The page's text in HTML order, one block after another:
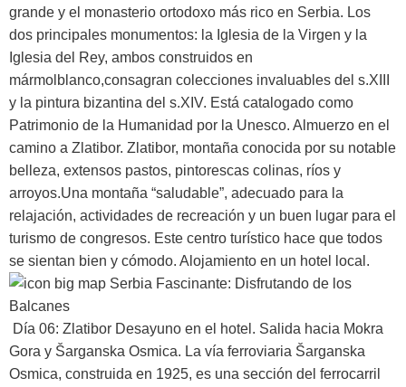
grande y el monasterio ortodoxo más rico en Serbia. Los
dos principales monumentos: la Iglesia de la Virgen y la
Iglesia del Rey, ambos construidos en
mármolblanco,consagran colecciones invaluables del s.XIII
y la pintura bizantina del s.XIV. Está catalogado como
Patrimonio de la Humanidad por la Unesco. Almuerzo en el
camino a Zlatibor. Zlatibor, montaña conocida por su notable
belleza, extensos pastos, pintorescas colinas, ríos y
arroyos.Una montaña “saludable”, adecuado para la
relajación, actividades de recreación y un buen lugar para el
turismo de congresos. Este centro turístico hace que todos
se sientan bien y cómodo. Alojamiento en un hotel local.
Día 06: Zlatibor Desayuno en el hotel. Salida hacia Mokra
Gora y Šarganska Osmica. La vía ferroviaria Šarganska
Osmica, construida en 1925, es una sección del ferrocarril